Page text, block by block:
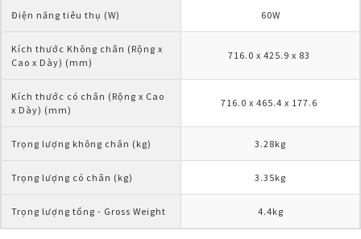
Điện năng tiêu thụ (W) 60W
Kích thước Không chân (Rộng x
Cao x Dày) (mm)
716.0 x 425.9 x 83
Kích thước có chân (Rộng x Cao
x Dày) (mm)
716.0 x 465.4 x 177.6
Trọng lượng không chân (kg) 3.28kg
Trọng lượng có chân (kg) 3.35kg
Trọng lượng tổng - Gross Weight 4.4kg